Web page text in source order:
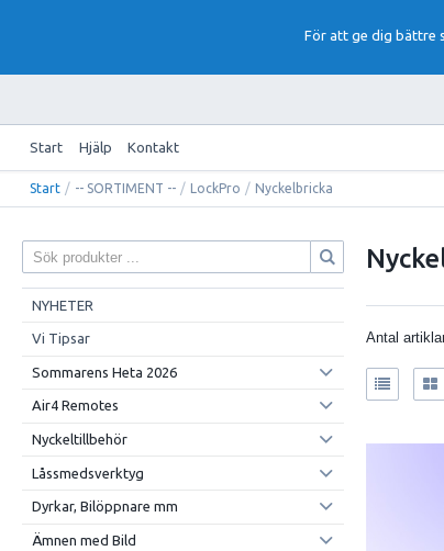
För att ge dig bättre
Start Hjälp Kontakt
Start / -- SORTIMENT -- / LockPro / Nyckelbricka
NYHETER
Vi Tipsar
Sommarens Heta 2026
Air4 Remotes
Nyckeltillbehör
Låssmedsverktyg
Dyrkar, Bilöppnare mm
Ämnen med Bild
Antal